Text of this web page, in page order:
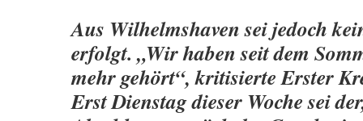
Aus Wilhelmshaven sei jedoch
erfolgt. „Wir haben seit dem
mehr gehört“, kritisierte Erster
Erst Dienstag dieser Woche sei